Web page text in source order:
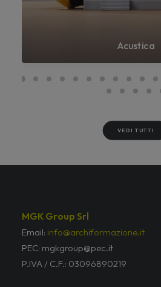
Acustica
VEDI TUTTI
MGK Group Srl
Email: info@archiformazione.it
PEC: mgkgroup@pec.it
P.IVA / C.F.: 03096890219